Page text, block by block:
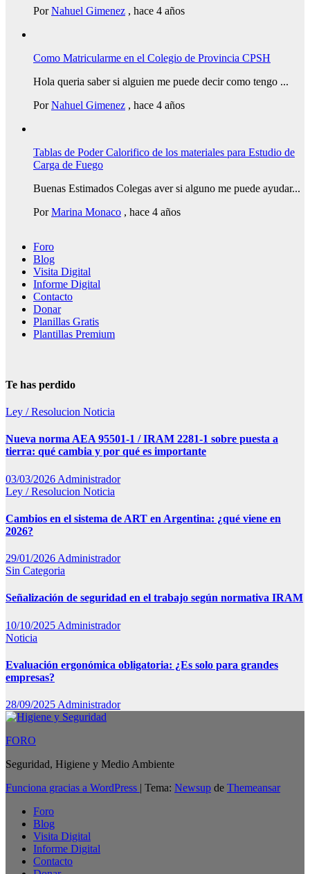
PorNahuel Gimenez , hace 4 años
Como Matricularme en el Colegio de Provincia CPSH
Hola queria saber si alguien me puede decir como tengo ...
PorNahuel Gimenez , hace 4 años
Tablas de Poder Calorifico de los materiales para Estudio de
Carga de Fuego
Buenas Estimados Colegas aver si alguno me puede ayudar...
PorMarina Monaco , hace 4 años
Foro
Blog
Visita Digital
Informe Digital
Contacto
Donar
Planillas Gratis
Plantillas Premium
Te has perdido
Ley / Resolucion Noticia
Nueva norma AEA 95501-1 / IRAM 2281-1 sobre puesta a
tierra: qué cambia y por qué es importante
03/03/2026 Administrador
Ley / Resolucion Noticia
Cambios en el sistema de ART en Argentina: ¿qué viene en
2026?
29/01/2026 Administrador
Sin Categoria
Señalización de seguridad en el trabajo según normativa IRAM
10/10/2025 Administrador
Noticia
Evaluación ergonómica obligatoria: ¿Es solo para grandes
empresas?
28/09/2025 Administrador
FORO
Seguridad, Higiene y Medio Ambiente
Funciona gracias a WordPress | Tema: Newsup de Themeansar
Foro
Blog
Visita Digital
Informe Digital
Contacto